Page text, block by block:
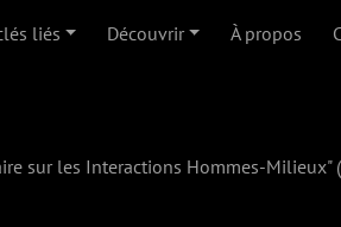
liés Découvrir À propos
sur les Interactions Hommes-Milieux" (